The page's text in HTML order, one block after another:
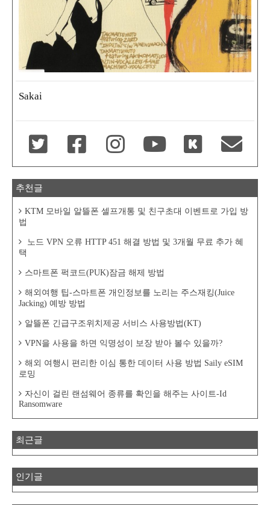
Sakai
추천글
KTM 모바일 알뜰폰 셀프개통 및 친구초대 이벤트로 가입 방
법
노드 VPN 오류 HTTP 451 해결 방법 및 3개월 무료 추가 혜
택
스마트폰 퍽코드(PUK)잠금 해제 방법
해외여행 팁-스마트폰 개인정보를 노리는 주스재킹(Juice
Jacking) 예방 방법
알뜰폰 긴급구조위치제공 서비스 사용방법(KT)
VPN을 사용을 하면 익명성이 보장 받아 볼수 있을까?
해외 여행시 편리한 이심 통한 데이터 사용 방법 Saily eSIM
로밍
자신이 걸린 랜섬웨어 종류를 확인을 해주는 사이트-Id
Ransomware
최근글
인기글